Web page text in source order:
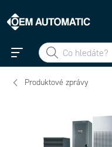
Produktové zprávy